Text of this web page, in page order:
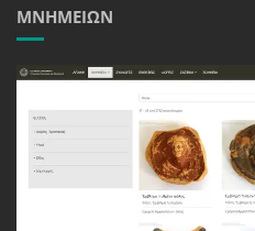
ΜΝΗΜΕΊΩΝ